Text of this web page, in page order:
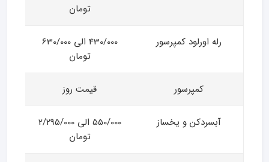
تومان
رله اورلود کمپرسور
430/000 الی 630/000
تومان
کمپرسور قیمت روز
آبسردکن و یخساز
550/000 الی 2/295/000
تومان